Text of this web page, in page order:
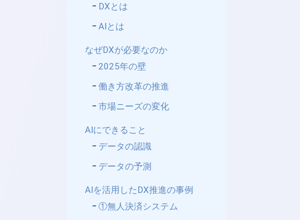
DXとは
AIとは
なぜDXが必要なのか
2025年の壁
働き方改革の推進
市場ニーズの変化
AIにできること
データの認識
データの予測
AIを活用したDX推進の事例
①無人決済システム